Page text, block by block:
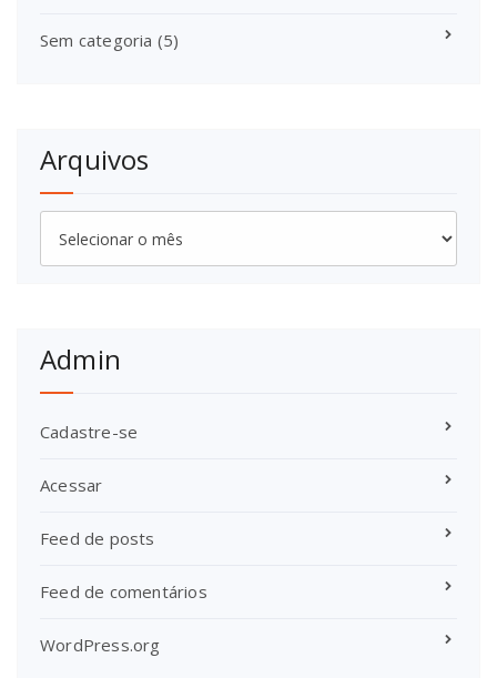
Sem categoria (5)
Arquivos
Admin
Cadastre-se
Acessar
Feed de posts
Feed de comentários
WordPress.org